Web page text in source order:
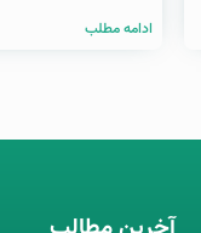
ادامه مطلب